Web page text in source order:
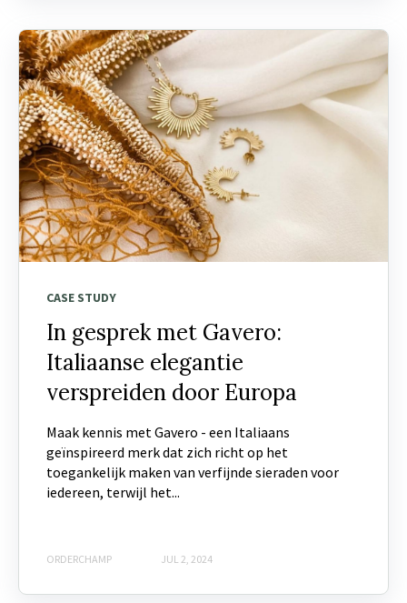
CASE STUDY
In gesprek met Gavero:
Italiaanse elegantie
verspreiden door Europa
Maak kennis met Gavero - een Italiaans
geïnspireerd merk dat zich richt op het
toegankelijk maken van verfijnde sieraden voor
iedereen, terwijl het...
ORDERCHAMP JUL 2, 2024